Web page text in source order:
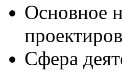
Основное
Сфера